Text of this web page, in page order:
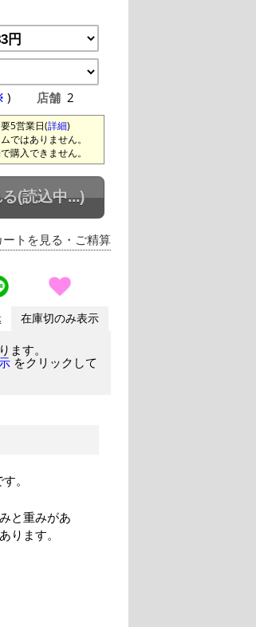
) 店舗 2
5営業日(詳細)
ではありません。
購入できません。
(読込中...)
ートを見る ・ご精算
在庫切のみ表示
ます。
をクリックして
。
と重みがあ
ります。